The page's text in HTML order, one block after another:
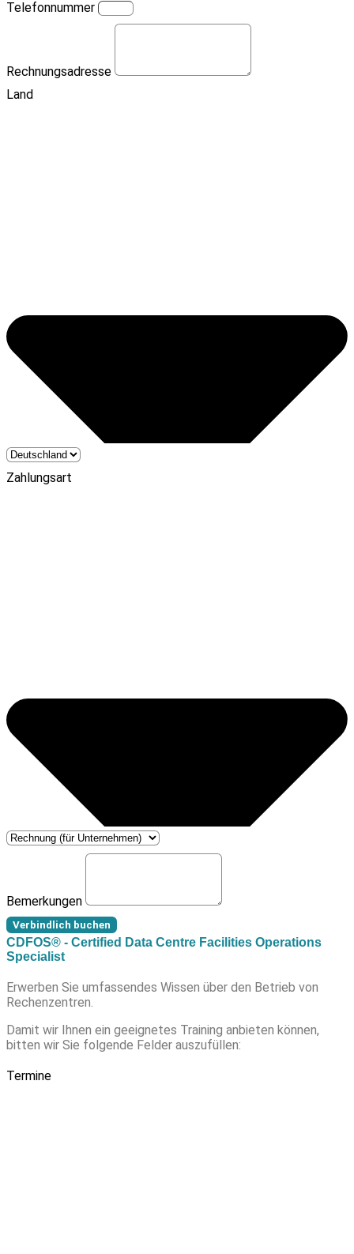
Telefonnummer
Rechnungsadresse
Land
Zahlungsart
Bemerkungen
Verbindlich buchen
CDFOS® - Certified Data Centre Facilities Operations
Specialist
Erwerben Sie umfassendes Wissen über den Betrieb von
Rechenzentren.
Damit wir Ihnen ein geeignetes Training anbieten können,
bitten wir Sie folgende Felder auszufüllen:
Termine